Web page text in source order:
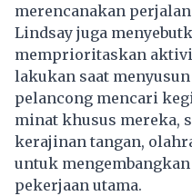
merencanakan
Lindsay juga
memprioritaskan
lakukan saat
pelancong mencari
minat khusus mereka,
kerajinan tangan,
untuk
pekerjaan utama.